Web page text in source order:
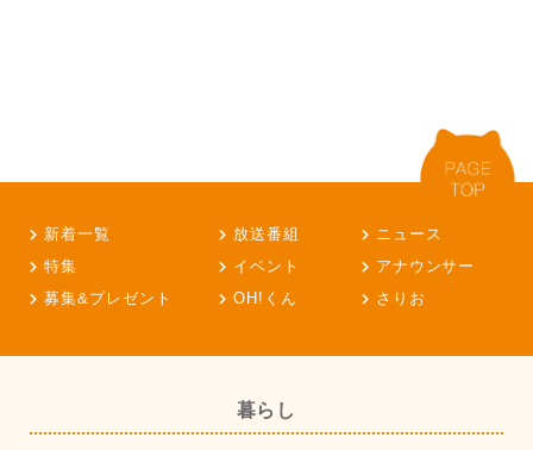
新着一覧 放送番組
ニュース
特集
イベント
アナウンサー
募集&プレゼント
OH!くん さりお
暮らし